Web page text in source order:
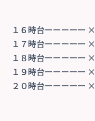
１６時台ーーーーー ×
１７時台ーーーーー ×
１８時台ーーーーー ×
１９時台ーーーーー ×
２０時台ーーーーー ×